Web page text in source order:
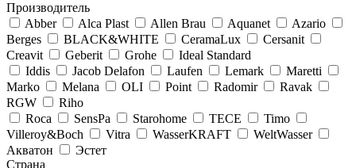
Производитель
Abber
Alca Plast Allen Brau Aquanet
Azario
Berges
BLACK&WHITE CeramaLux
Cersanit
Creavit
Geberit Grohe
Ideal Standard
Iddis
Jacob Delafon Laufen Lemark
Maretti
Marko
Melana OLI Point Radomir
Ravak
RGW
Riho
Roca
SensPa Starohome TECE
Timo
Villeroy&Boсh
Vitra WasserKRAFT
WeltWasser
Акватон
Эстет
Страна